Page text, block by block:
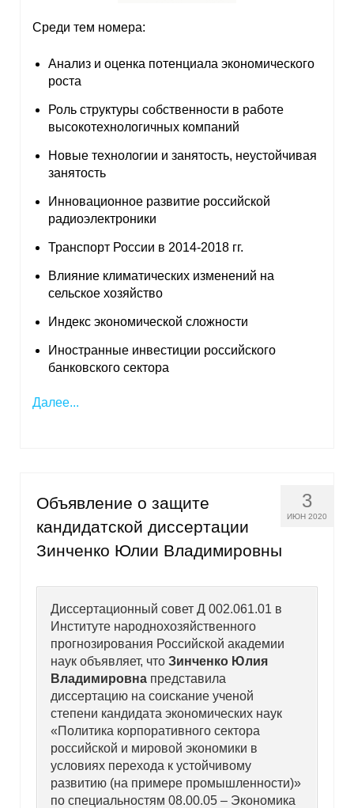
Контакты
Среди тем номера:
Анализ и оценка потенциала экономического
роста
Роль структуры собственности в работе
высокотехнологичных компаний
Новые технологии и занятость, неустойчивая
занятость
Инновационное развитие российской
радиоэлектроники
Транспорт России в 2014-2018 гг.
Влияние климатических изменений на
сельское хозяйство
Индекс экономической сложности
Иностранные инвестиции российского
банковского сектора
Далее...
3
ИЮН 2020
Объявление о защите
кандидатской диссертации
Зинченко Юлии Владимировны
Диссертационный совет Д 002.061.01 в
Институте народнохозяйственного
прогнозирования Российской академии
наук объявляет, что Зинченко Юлия
Владимировна представила
диссертацию на соискание ученой
степени кандидата экономических наук
«Политика корпоративного сектора
российской и мировой экономики в
условиях перехода к устойчивому
развитию (на примере промышленности)»
по специальностям 08.00.05 – Экономика